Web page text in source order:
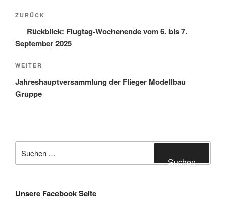
Beitragsnavigation
Vorheriger
Beitrag
ZURÜCK
Rückblick: Flugtag-Wochenende vom 6. bis 7.
September 2025
Nächster
Beitrag
WEITER
Jahreshauptversammlung der Flieger Modellbau
Gruppe
nach:
Suchen
Unsere Facebook Seite